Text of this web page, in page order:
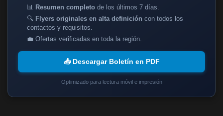
📊 Resumen completo de los últimos 7 días.
🔍 Flyers originales en alta definición con todos los
contactos y requisitos.
💼 Ofertas verificadas en toda la región.
📥 Descargar Boletín en PDF
Optimizado para lectura móvil e impresión